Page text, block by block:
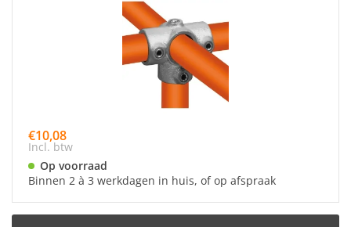
€10,08
Incl. btw
Op voorraad
Binnen 2 à 3 werkdagen in huis, of op afspraak